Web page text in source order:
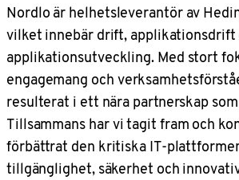
Nordlo är helhetsleverantör av
vilket innebär drift,
applikationsutveckling. Med stort
engagemang och
resulterat i ett nära partnerskap
Tillsammans har vi tagit fram och
förbättrat den kritiska IT-
tillgänglighet, säkerhet och